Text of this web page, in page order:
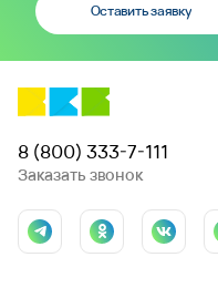
Оставить заявку
8 (800) 333-7-111
Заказать звонок